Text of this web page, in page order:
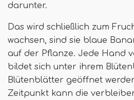
darunter.
Das wird schließlich zum
wachsen, sind sie blaue
auf der Pflanze. Jede Hand
bildet sich unter ihrem
Blütenblätter geöffnet
Zeitpunkt kann die